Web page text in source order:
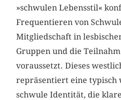
»schwulen Lebensstil«
Frequentieren von
Mitgliedschaft in
Gruppen und die
voraussetzt. Dieses
repräsentiert eine typisch
schwule Identität, die